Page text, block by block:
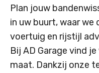
Plan jouw
in uw buurt, waar we
voertuig en rijstijl
Bij AD Garage vind
maat. Dankzij onze